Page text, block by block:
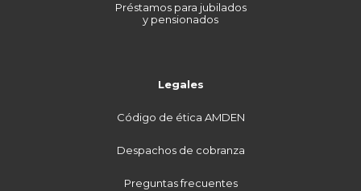
Préstamos para jubilados
y pensionados
Legales
Código de ética AMDEN
Despachos de cobranza
Preguntas frecuentes